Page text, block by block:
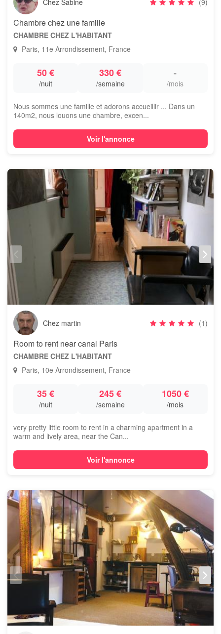
Chez Sabine (9)
Chambre chez une famille
CHAMBRE CHEZ L'HABITANT
Paris, 11e Arrondissement, France
50 €
/nuit
330 €
/semaine
-
/mois
Nous sommes une famille et adorons accueillir ... Dans un
140m2, nous louons une chambre, excen...
Voir l'annonce
Chez martin (1)
Room to rent near canal Paris
CHAMBRE CHEZ L'HABITANT
Paris, 10e Arrondissement, France
35 €
/nuit
245 €
/semaine
1050 €
/mois
very pretty little room to rent in a charming apartment in a
warm and lively area, near the Can...
Voir l'annonce